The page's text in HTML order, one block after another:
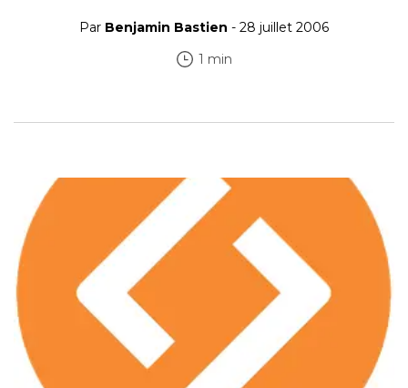
Par Benjamin Bastien - 28 juillet 2006
1 min